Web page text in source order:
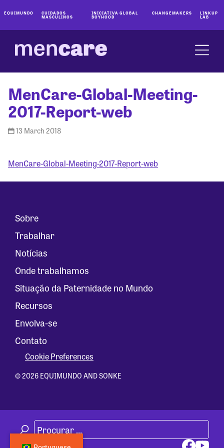
EQUIMUNDO CUIDADOS
MASCULINOS
INICIATIVA GLOBAL
BOYHOOD
CHANGEMAKERS LINKUP
LAB
MenCare-Global-Meeting-
2017-Report-web
13 March 2018
MenCare-Global-Meeting-2017-Report-web
Sobre
Trabalhar
Notícias
Onde trabalhamos
Situação da Paternidade no Mundo
Recursos
Envolva-se
Contato
Cookie Preferences
© 2026 EQUIMUNDO AND SONKE